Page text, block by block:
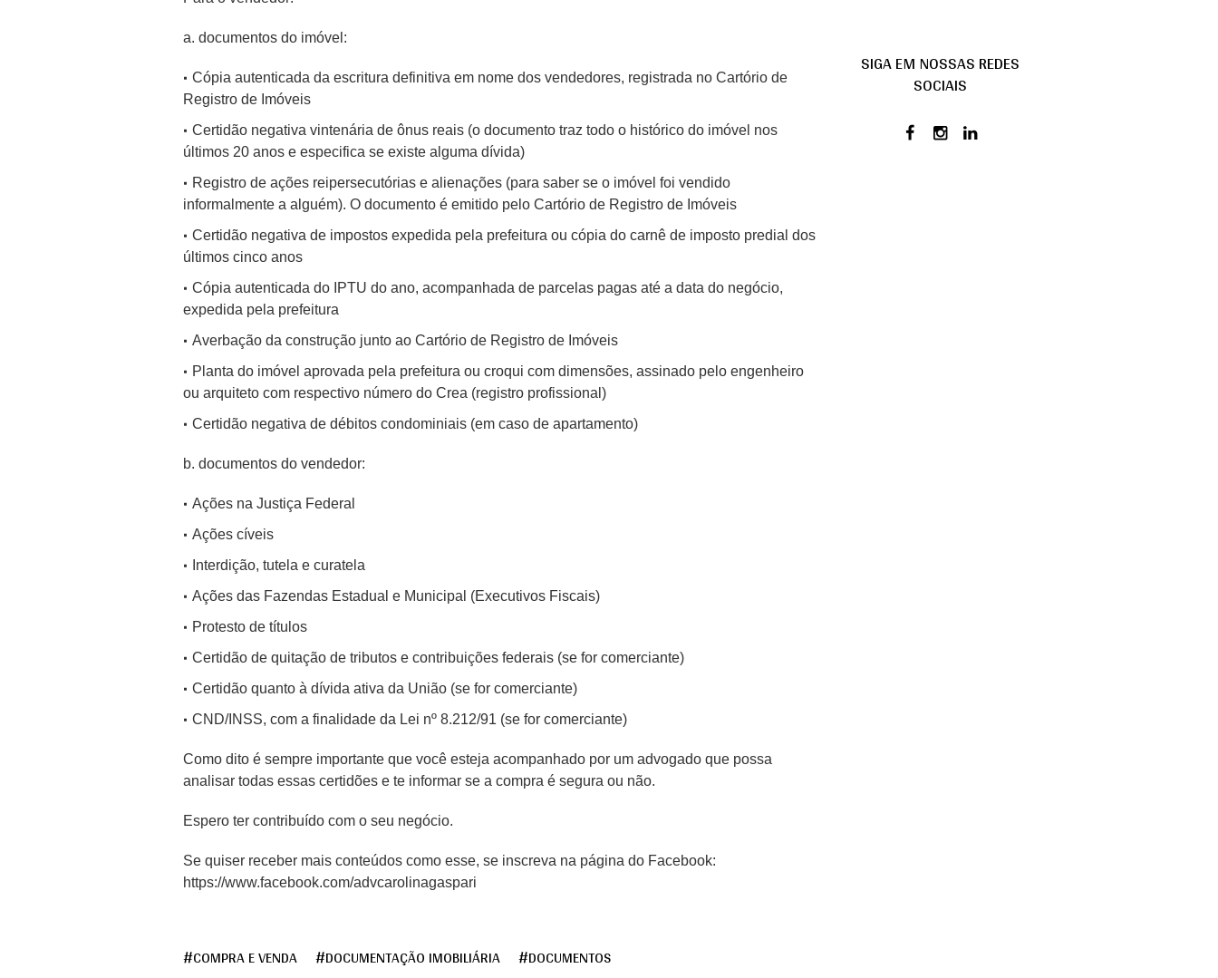
a. documentos do imóvel:
Cópia autenticada da escritura definitiva em nome dos vendedores, registrada no Cartório de
Registro de Imóveis
Certidão negativa vintenária de ônus reais (o documento traz todo o histórico do imóvel nos
últimos 20 anos e especifica se existe alguma dívida)
Registro de ações reipersecutórias e alienações (para saber se o imóvel foi vendido
informalmente a alguém). O documento é emitido pelo Cartório de Registro de Imóveis
Certidão negativa de impostos expedida pela prefeitura ou cópia do carnê de imposto predial dos
últimos cinco anos
Cópia autenticada do IPTU do ano, acompanhada de parcelas pagas até a data do negócio,
expedida pela prefeitura
Averbação da construção junto ao Cartório de Registro de Imóveis
Planta do imóvel aprovada pela prefeitura ou croqui com dimensões, assinado pelo engenheiro
ou arquiteto com respectivo número do Crea (registro profissional)
Certidão negativa de débitos condominiais (em caso de apartamento)
b. documentos do vendedor:
Ações na Justiça Federal
Ações cíveis
Interdição, tutela e curatela
Ações das Fazendas Estadual e Municipal (Executivos Fiscais)
Protesto de títulos
Certidão de quitação de tributos e contribuições federais (se for comerciante)
Certidão quanto à dívida ativa da União (se for comerciante)
CND/INSS, com a finalidade da Lei nº 8.212/91 (se for comerciante)
Como dito é sempre importante que você esteja acompanhado por um advogado que possa
analisar todas essas certidões e te informar se a compra é segura ou não.
Espero ter contribuído com o seu negócio.
Se quiser receber mais conteúdos como esse, se inscreva na página do Facebook:
https://www.facebook.com/advcarolinagaspari
COMPRA E VENDA DOCUMENTAÇÃO IMOBILIÁRIA DOCUMENTOS
SIGA EM NOSSAS REDES
SOCIAIS